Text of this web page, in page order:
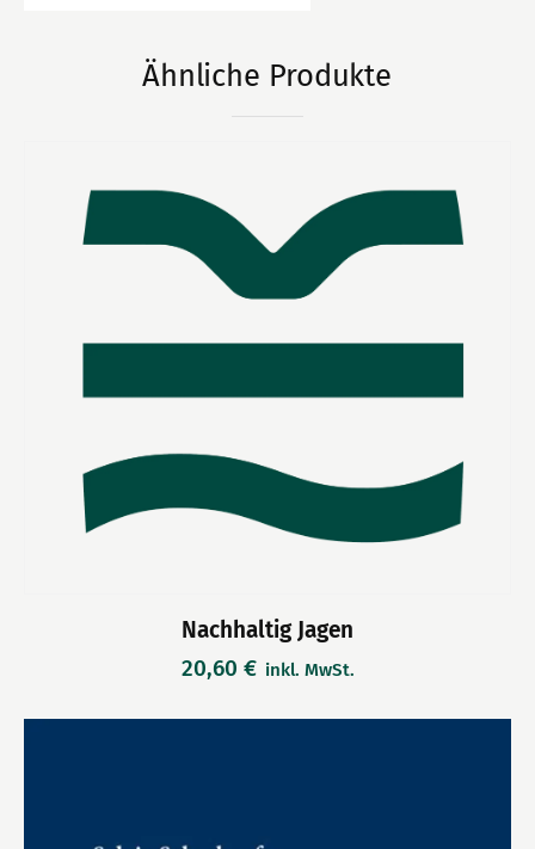
Ähnliche Produkte
Nachhaltig Jagen
20,60 € inkl. MwSt.